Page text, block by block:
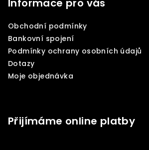
Informace pro vás
Obchodní podmínky
Bankovní spojení
Podmínky ochrany osobních údajů
Dotazy
Moje objednávka
Přijímáme online platby